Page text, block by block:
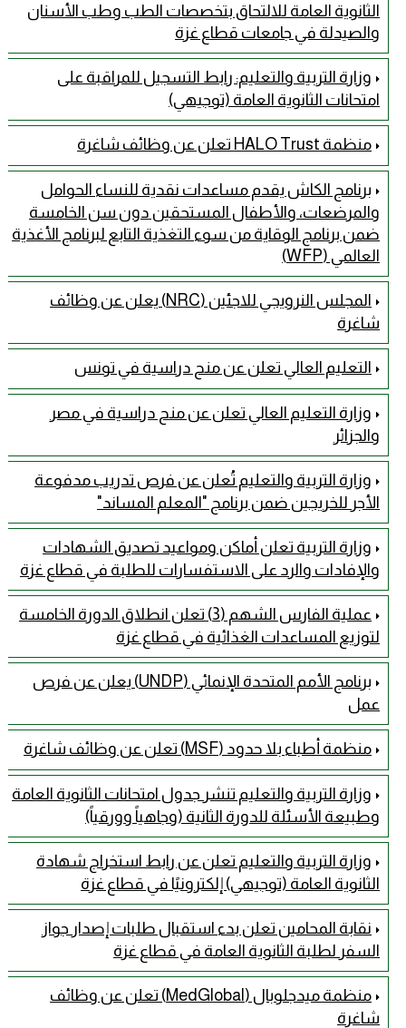
الثانوية العامة للالتحاق بتخصصات الطب وطب الأسنان
والصيدلة في جامعات قطاع غزة
وزارة التربية والتعليم: رابط التسجيل للمراقبة على
امتحانات الثانوية العامة (توجيهي)
منظمة HALO Trust تعلن عن وظائف شاغرة
برنامج الكاش يقدم مساعدات نقدية للنساء الحوامل
والمرضعات، والأطفال المستحقين دون سن الخامسة
ضمن برنامج الوقاية من سوء التغذية التابع لبرنامج الأغذية
العالمي (WFP)
المجلس النرويجي للاجئين (NRC) يعلن عن وظائف
شاغرة
التعليم العالي تعلن عن منح دراسية في تونس
وزارة التعليم العالي تعلن عن منح دراسية في مصر
والجزائر
وزارة التربية والتعليم تُعلن عن فرص تدريب مدفوعة
الأجر للخريجين ضمن برنامج "المعلم المساند"
وزارة التربية تعلن أماكن ومواعيد تصديق الشهادات
والإفادات والرد على الاستفسارات للطلبة في قطاع غزة
عملية الفارس الشهم (3) تعلن انطلاق الدورة الخامسة
لتوزيع المساعدات الغذائية في قطاع غزة
برنامج الأمم المتحدة الإنمائي (UNDP) يعلن عن فرص
عمل
منظمة أطباء بلا حدود (MSF) تعلن عن وظائف شاغرة
وزارة التربية والتعليم تنشر جدول امتحانات الثانوية العامة
وطبيعة الأسئلة للدورة الثانية (وجاهياً وورقياً)
وزارة التربية والتعليم تعلن عن رابط استخراج شهادة
الثانوية العامة (توجيهي) إلكترونيًا في قطاع غزة
نقابة المحامين تعلن بدء استقبال طلبات إصدار جواز
السفر لطلبة الثانوية العامة في قطاع غزة
منظمة ميدجلوبال (MedGlobal) تعلن عن وظائف
شاغرة